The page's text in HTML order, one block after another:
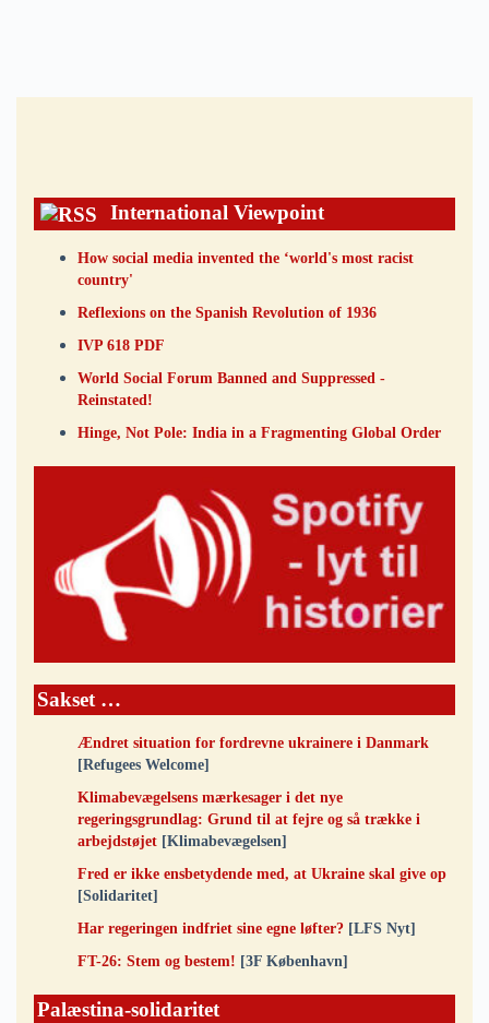
International Viewpoint
How social media invented the ‘world's most racist
country'
Reflexions on the Spanish Revolution of 1936
IVP 618 PDF
World Social Forum Banned and Suppressed -
Reinstated!
Hinge, Not Pole: India in a Fragmenting Global Order
Sakset …
Ændret situation for fordrevne ukrainere i Danmark
[Refugees Welcome]
Klimabevægelsens mærkesager i det nye
regeringsgrundlag: Grund til at fejre og så trække i
arbejdstøjet [Klimabevægelsen]
Fred er ikke ensbetydende med, at Ukraine skal give op
[Solidaritet]
Har regeringen indfriet sine egne løfter? [LFS Nyt]
FT-26: Stem og bestem! [3F København]
Palæstina-solidaritet